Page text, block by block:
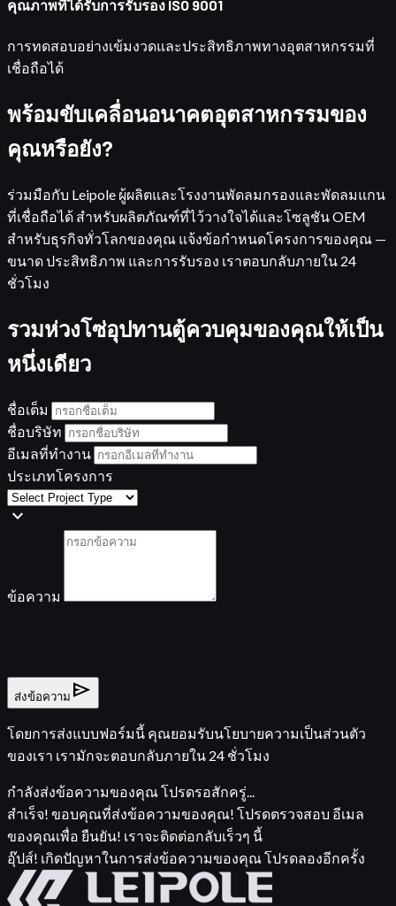
คุณภาพที่ได้รับการรับรอง ISO 9001
การทดสอบอย่างเข้มงวดและประสิทธิภาพทางอุตสาหกรรมที่
เชื่อถือได้
พร้อมขับเคลื่อนอนาคตอุตสาหกรรมของ
คุณหรือยัง?
ร่วมมือกับ Leipole ผู้ผลิตและโรงงานพัดลมกรองและพัดลมแกน
ที่เชื่อถือได้ สำหรับผลิตภัณฑ์ที่ไว้วางใจได้และโซลูชัน OEM
สำหรับธุรกิจทั่วโลกของคุณ แจ้งข้อกำหนดโครงการของคุณ —
ขนาด ประสิทธิภาพ และการรับรอง เราตอบกลับภายใน 24
ชั่วโมง
รวมห่วงโซ่อุปทานตู้ควบคุมของคุณให้เป็น
หนึ่งเดียว
ชื่อเต็ม
ชื่อบริษัท
อีเมลที่ทำงาน
ประเภทโครงการ
expand_more
ข้อความ
ส่งข้อความ send
โดยการส่งแบบฟอร์มนี้ คุณยอมรับนโยบายความเป็นส่วนตัว
ของเรา เรามักจะตอบกลับภายใน 24 ชั่วโมง
กำลังส่งข้อความของคุณ โปรดรอสักครู่...
สำเร็จ! ขอบคุณที่ส่งข้อความของคุณ! โปรดตรวจสอบ อีเมล
ของคุณเพื่อ ยืนยัน! เราจะติดต่อกลับเร็วๆ นี้
อุ๊ปส์! เกิดปัญหาในการส่งข้อความของคุณ โปรดลองอีกครั้ง